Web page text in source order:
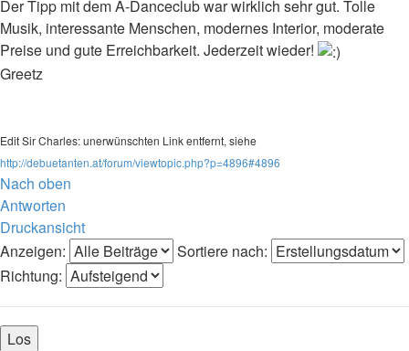
Der Tipp mit dem A-Danceclub war wirklich sehr gut. Tolle
Musik, interessante Menschen, modernes Interior, moderate
Preise und gute Erreichbarkeit. Jederzeit wieder!
Greetz
Edit Sir Charles: unerwünschten Link entfernt, siehe
http://debuetanten.at/forum/viewtopic.php?p=4896#4896
Nach oben
Antworten
Druckansicht
Anzeigen:
Sortiere nach:
Richtung: